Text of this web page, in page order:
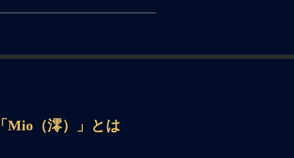
「Mio（澪）」とは